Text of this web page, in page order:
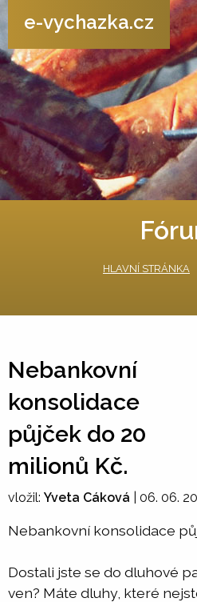
e-vychazka.cz
HLAVNÍ STRÁNKA
Nebankovní
konsolidace
půjček do 20
milionů Kč.
vložil: Yveta Cáková 06. 06.
Nebankovní konsolidace
Dostali jste se do dluhové
ven? Máte dluhy, které